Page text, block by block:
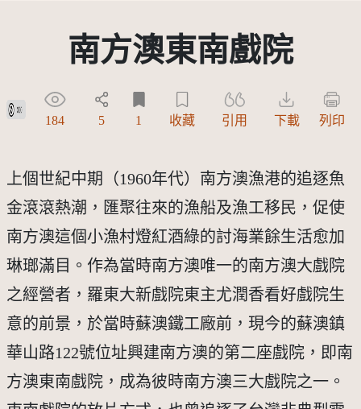
南方澳東南戲院
公眾領域貢獻宣告(CC0)
184 5 1 收藏 引用 下載 列印
上個世紀中期（1960年代）南方澳漁港的追逐魚
金滾滾熱潮，匯聚往來的漁船及漁工移民，促使
南方澳這個小漁村燈紅酒綠的討海業餘生活愈加
琳瑯滿目。作為當時南方澳唯一的南方澳大戲院
之經營者，羅東大新戲院東主尤潤香看好戲院生
意的前景，於當時蘇澳鐵工廠前，現今的蘇澳鎮
華山路122號位址興建南方澳的第二座戲院，即南
方澳東南戲院，成為彼時南方澳三大戲院之一。